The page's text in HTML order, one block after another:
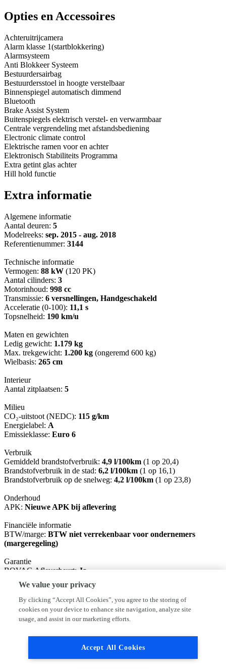
Opties en Accessoires
Achteruitrijcamera
Alarm klasse 1(startblokkering)
Alarmsysteem
Anti Blokkeer Systeem
Bestuurdersairbag
Bestuurdersstoel in hoogte verstelbaar
Binnenspiegel automatisch dimmend
Bluetooth
Brake Assist System
Buitenspiegels elektrisch verstel- en verwarmbaar
Centrale vergrendeling met afstandsbediening
Electronic climate control
Elektrische ramen voor en achter
Elektronisch Stabiliteits Programma
Extra getint glas achter
Hill hold functie
Extra informatie
Algemene informatie
Aantal deuren: 5
Modelreeks: sep. 2015 - aug. 2018
Referentienummer: 3144
Technische informatie
Vermogen: 88 kW (120 PK)
Aantal cilinders: 3
Motorinhoud: 998 cc
Transmissie: 6 versnellingen, Handgeschakeld
Acceleratie (0-100): 11,1 s
Topsnelheid: 190 km/u
Maten en gewichten
Ledig gewicht: 1.179 kg
Max. trekgewicht: 1.200 kg (ongeremd 600 kg)
Wielbasis: 265 cm
Interieur
Aantal zitplaatsen: 5
Milieu
CO₂-uitstoot (NEDC): 115 g/km
Energielabel: A
Emissieklasse: Euro 6
Verbruik
Gemiddeld brandstofverbruik: 4,9 l/100km (1 op 20,4)
Brandstofverbruik in de stad: 6,2 l/100km (1 op 16,1)
Brandstofverbruik op de snelweg: 4,2 l/100km (1 op 23,8)
Onderhoud
APK: Nieuwe APK bij aflevering
Financiële informatie
BTW/marge: BTW niet verrekenbaar voor ondernemers
(margeregeling)
Garantie
BOVAG Afleverbeurt:Ja
Basis pakket: Nieuwe APK, vloeistoffen controle. (inbegrepen)
Rodam pakket: Nieuwe APK, servicebeurt, 1/2 tank brandstof en 6
maanden BOVAG garantie €395,-
Ondanks het feit dat iedere advertentie met zorg door ons wordt
belang zijn, daadwerkelijk op de auto zitten. Autoservice RoDam
kan hier achteraf niet voor aansprakelijk gesteld worden.
We value your privacy
By clicking “Accept All Cookies”, you agree to the storing of
cookies on your device to enhance site navigation, analyze site
usage, and assist in our marketing efforts.
Accept All Cookies